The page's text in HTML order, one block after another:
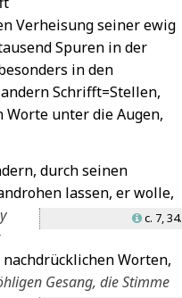
Verheisung seiner ewig
Spuren in der
in den
Schrifft=Stellen,
unter die Augen,
durch seinen
lassen, er wolle,
L c. 7, 34.
Worten,
Gesang, die Stimme